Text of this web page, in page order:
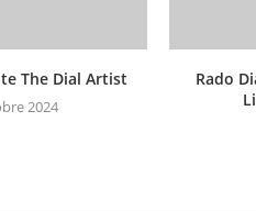
The Dial Artist
2024
Rado